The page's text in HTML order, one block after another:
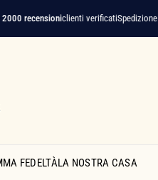
clienti verificatiSpedizione rapida -
FEDELTÀLA NOSTRA CASA